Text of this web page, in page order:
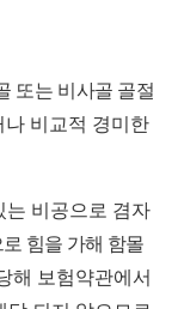
또는 비사골 골절
나 비교적 경미한
는 비공으로 겸자
힘을 가해 함몰
해 보험약관에서